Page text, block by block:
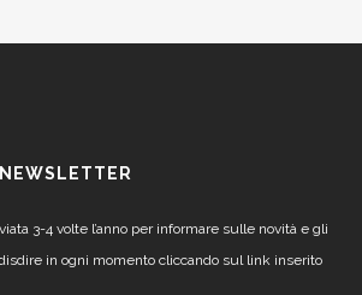
3-4 volte l’anno per informare sulle novità e gli
in ogni momento cliccando sul link inserito